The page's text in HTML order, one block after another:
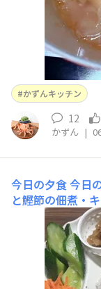
かずんキッチン
12
かずん |
今日の夕食今日
と鰹節の佃煮・
漬け(作り置